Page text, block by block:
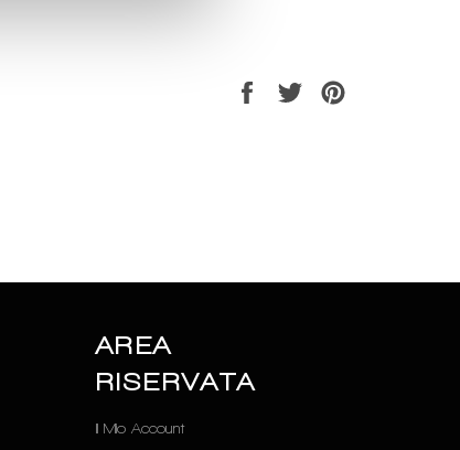
Condividi Twitta
AREA
RISERVATA
Il Mio Account